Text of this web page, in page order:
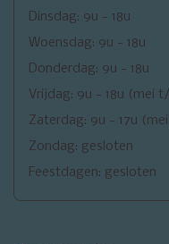
Dinsdag: 9u - 18u
Woensdag: 9u - 18u
Donderdag: 9u - 18u
Vrijdag: 9u - 18u (mei
Zaterdag: 9u - 17u
Zondag: gesloten
Feestdagen: gesloten